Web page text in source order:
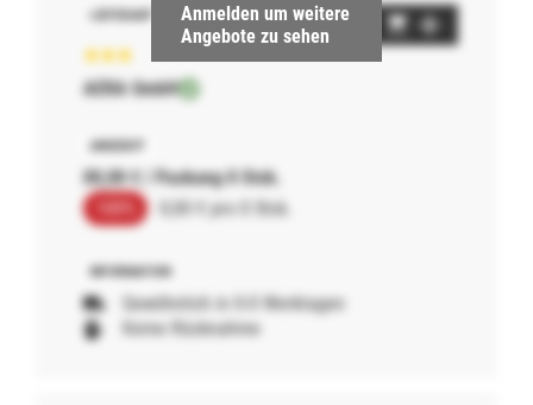
Anmelden um weitere
Angebote zu sehen
AERA GmbH
00,00 € / Packung 0 Stck.
0,00 € pro 0 Stck.
Gewöhnlich in 0-0 Werktagen
Keine Rücknahme